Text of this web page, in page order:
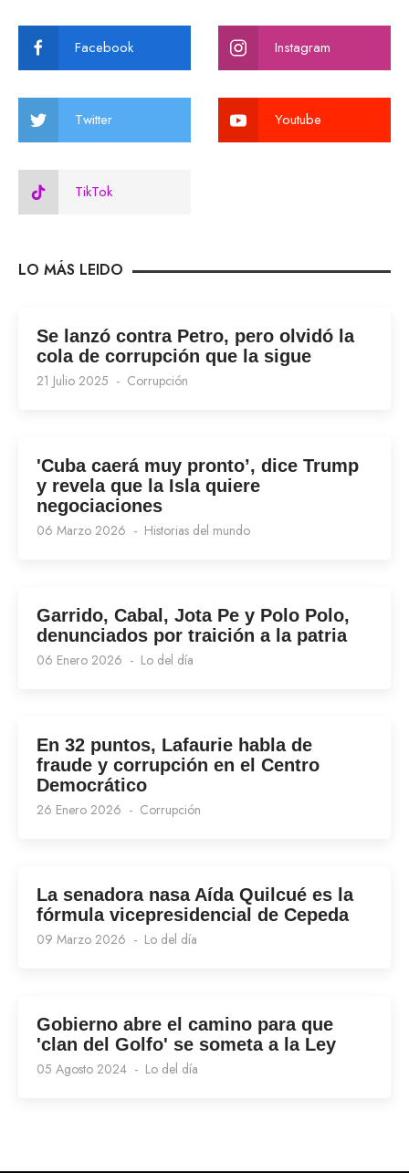
Facebook Instagram
Twitter Youtube
TikTok
LO MÁS LEIDO
Se lanzó contra Petro, pero olvidó la
cola de corrupción que la sigue
21 Julio 2025 Corrupción
'Cuba caerá muy pronto’, dice Trump
y revela que la Isla quiere
negociaciones
06 Marzo 2026 Historias del mundo
Garrido, Cabal, Jota Pe y Polo Polo,
denunciados por traición a la patria
06 Enero 2026 Lo del día
En 32 puntos, Lafaurie habla de
fraude y corrupción en el Centro
Democrático
26 Enero 2026 Corrupción
La senadora nasa Aída Quilcué es la
fórmula vicepresidencial de Cepeda
09 Marzo 2026 Lo del día
Gobierno abre el camino para que
'clan del Golfo' se someta a la Ley
05 Agosto 2024 Lo del día